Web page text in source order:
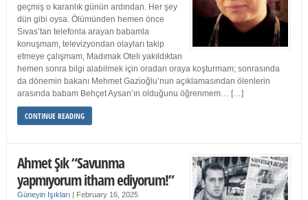
geçmiş o karanlık günün ardından. Her şey
dün gibi oysa. Ölümünden hemen önce
Sıvas’tan telefonla arayan babamla
konuşmam, televizyondan olayları takip
etmeye çalışmam, Madımak Oteli yakıldıktan
hemen sonra bilgi alabilmek için oradan oraya koşturmam; sonrasında
da dönemin bakanı Mehmet Gazioğlu’nun açıklamasından ölenlerin
arasında babam Behçet Aysan’ın olduğunu öğrenmem… […]
CONTINUE READING
Ahmet Şık “Savunma
yapmıyorum itham ediyorum!”
Güneyin Işıkları | February 16, 2025